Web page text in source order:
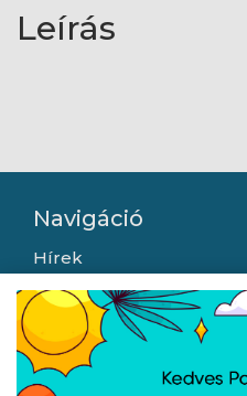
Leírás
Navigáció
Hírek
Újdonságok
Kapcsolat
Letöltések
Gyártóink